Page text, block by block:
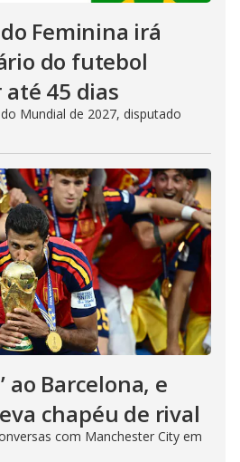
Feminina irá
do futebol
45 dias
Mundial de 2027, disputado
ao Barcelona, e
chapéu de rival
com Manchester City em